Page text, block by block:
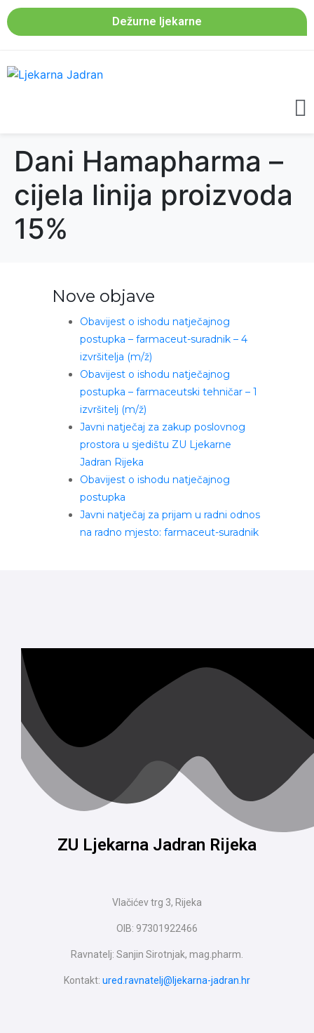
Dežurne ljekarne
Dani Hamapharma –
cijela linija proizvoda
15%
Nove objave
Obavijest o ishodu natječajnog
postupka – farmaceut-suradnik – 4
izvršitelja (m/ž)
Obavijest o ishodu natječajnog
postupka – farmaceutski tehničar – 1
izvršitelj (m/ž)
Javni natječaj za zakup poslovnog
prostora u sjedištu ZU Ljekarne
Jadran Rijeka
Obavijest o ishodu natječajnog
postupka
Javni natječaj za prijam u radni odnos
na radno mjesto: farmaceut-suradnik
ZU Ljekarna Jadran Rijeka
Vlačićev trg 3, Rijeka
OIB: 97301922466
Ravnatelj: Sanjin Sirotnjak, mag.pharm.
Kontakt: ured.ravnatelj@ljekarna-jadran.hr